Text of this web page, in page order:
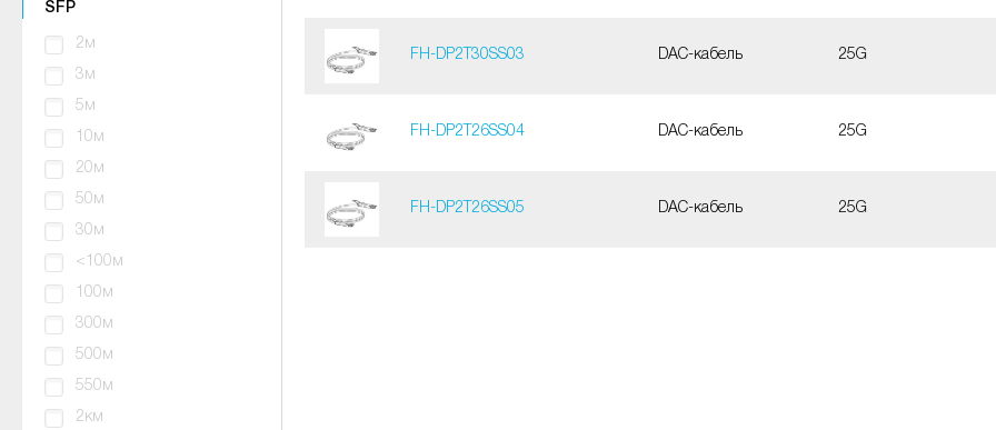
SFP
2м
3м
5м
10м
20м
50м
30м
<100м
100м
300м
500м
550м
2км
FH-DP2T30SS03 DAC-кабель 25G
FH-DP2T26SS04 DAC-кабель 25G
FH-DP2T26SS05 DAC-кабель 25G